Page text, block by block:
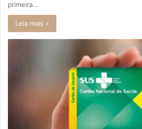
primeira…
Leia mais »